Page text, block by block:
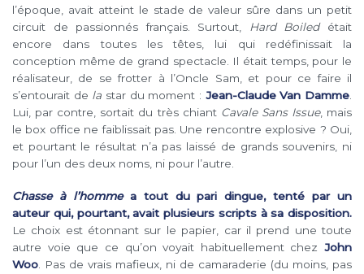
l’époque, avait atteint le stade de valeur sûre dans un petit
circuit de passionnés français. Surtout,
Hard Boiledétait
encore dans toutes les têtes, lui qui redéfinissait la
conception même de grand spectacle. Il était temps, pour le
réalisateur, de se frotter à l’Oncle Sam, et pour ce faire il
s’entourait de la star du moment : Jean-Claude Van Damme
Lui, par contre, sortait du très chiant Cavale Sans Issue, mais
le box office ne faiblissait pas. Une rencontre explosive ? Oui,
et pourtant le résultat n’a pas laissé de grands souvenirs, ni
pour l’un des deux noms, ni pour l’autre.
Chasse à l’hommea tout du pari dingue, tenté par un
auteur qui, pourtant, avait plusieurs scripts à sa disposition.
Le choix est étonnant sur le papier, car il prend une toute
autre voie que ce qu’on voyait habituellement chez John
Woo . Pas de vrais mafieux, ni de camaraderie (du moins, pas